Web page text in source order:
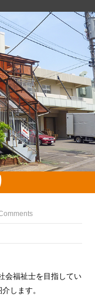
会福祉士を目指してい
します。